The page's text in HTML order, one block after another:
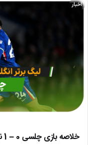
اخبار
خلاصه بازی چلسی 0 – 1 نیوکسل (لیگ برتر انگلیس)